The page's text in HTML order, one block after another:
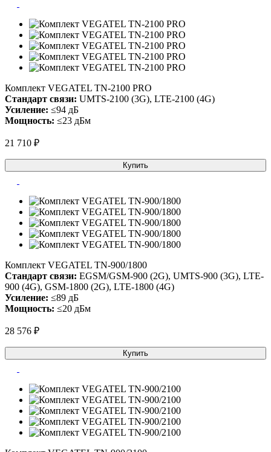
Комплект VEGATEL TN-2100 PRO
Стандарт связи: UMTS-2100 (3G), LTE-2100 (4G)
Усиление: ≤94 дБ
Мощность: ≤23 дБм
21 710 ₽
Купить
Комплект VEGATEL TN-900/1800
Стандарт связи: EGSM/GSM-900 (2G), UMTS-900 (3G), LTE-
900 (4G), GSM-1800 (2G), LTE-1800 (4G)
Усиление: ≤89 дБ
Мощность: ≤20 дБм
28 576 ₽
Купить